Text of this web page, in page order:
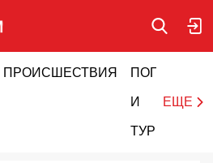
ПРОИСШЕСТВИЯ ПОГОДА
И
ТУРИЗМ
ЕЩЕ